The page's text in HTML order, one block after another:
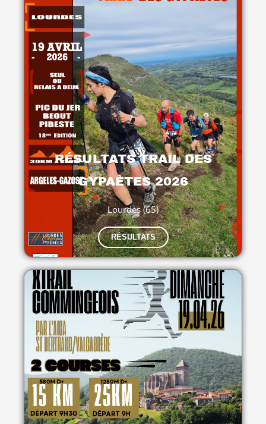
RÉSULTATS TRAIL DES
GYPAÈTES 2026
Lourdes (65)
RÉSULTATS